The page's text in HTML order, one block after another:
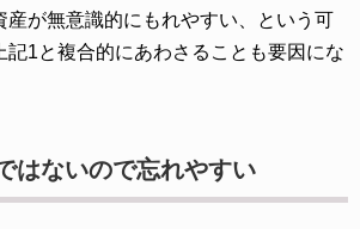
産が無意識的にもれやすい、という可
記1と複合的にあわさることも要因にな
はないので忘れやすい